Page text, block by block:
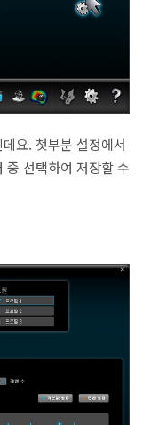
요. 첫부분 설정에서
중 선택하여 저장할 수